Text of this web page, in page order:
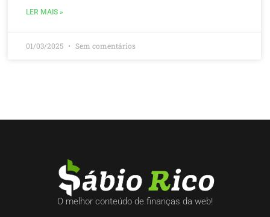
LER MAIS »
01/03/2025 Sem comentários
O melhor conteúdo de finanças da web!